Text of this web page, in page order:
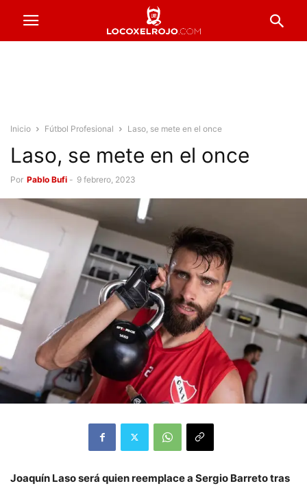
Inicio Fútbol Profesional Laso, se mete en el once
Laso, se mete en el once
Por Pablo Bufi - 9 febrero, 2023
Joaquín Laso será quien reemplace a Sergio Barreto tras